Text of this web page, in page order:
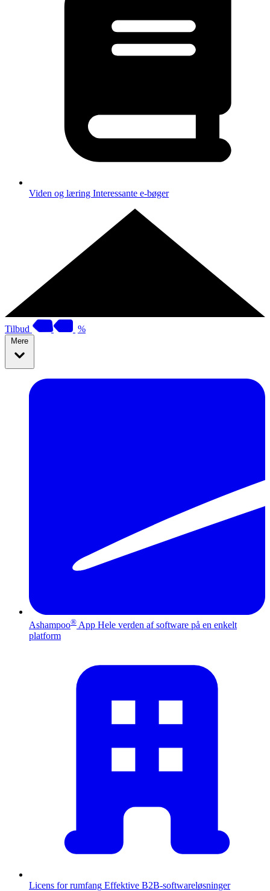
Viden og læring Interessante e-bøger
Tilbud %
Mere
Ashampoo® App Hele verden af software på en enkelt
platform
Licens for rumfang Effektive B2B-softwareløsninger